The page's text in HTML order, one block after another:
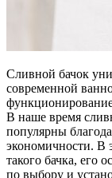
Сливной бачок
современной
В наше время
популярны
экономичности. В
такого бачка, его
по выбору и